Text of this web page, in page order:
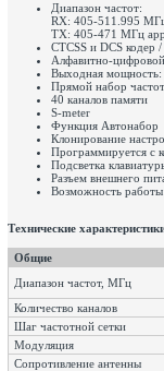
Диапазон частот:
RX: 405-511.995
TX: 405-471 МГц
CTCSS и DCS кодер /
Алфавитно-
Выходная мощность:
Прямой набор
40 каналов памяти
S-meter
Функция Автонабор
Клонирование
Программируется с
Подсветка
Разъем внешнего
Возможность
Технические
Общие
Диапазон частот, МГц
Количество каналов
Шаг частотной сетки
Модуляция
Сопротивление антенны